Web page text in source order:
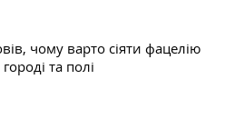
чому варто сіяти фацелію
та полі